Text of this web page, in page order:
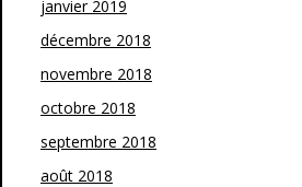
janvier 2019
décembre 2018
novembre 2018
octobre 2018
septembre 2018
août 2018